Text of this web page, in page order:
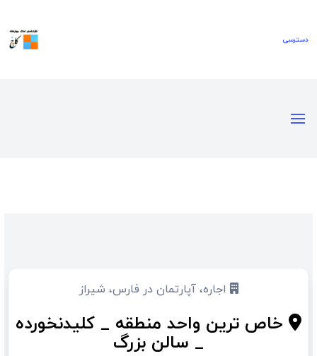
دسترسی‌
اجاره، آپارتمان در فارس، شیراز
خاص ترین واحد منطقه _ کلیدنخورده
_ سالن بزرگ